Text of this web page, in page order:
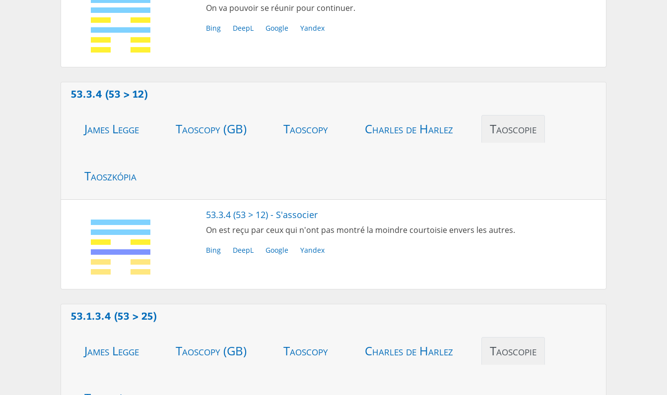
On va pouvoir se réunir pour continuer.
Bing DeepL Google Yandex
53.3.4 (53 > 12)
James Legge Taoscopy (GB) Taoscopy Charles de Harlez Taoscopie
Taoszkópia
53.3.4 (53 > 12) - S'associer
On est reçu par ceux qui n'ont pas montré la moindre courtoisie envers les autres.
Bing DeepL Google Yandex
53.1.3.4 (53 > 25)
James Legge Taoscopy (GB) Taoscopy Charles de Harlez Taoscopie